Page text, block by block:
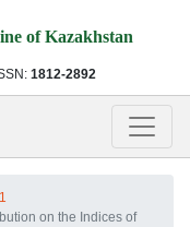
of Kazakhstan
1812-2892
on the Indices of